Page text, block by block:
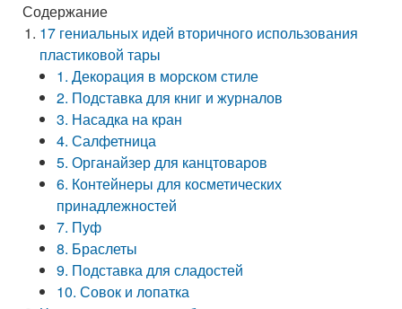
Содержание
17 гениальных идей вторичного использования
пластиковой тары
1. Декорация в морском стиле
2. Подставка для книг и журналов
3. Насадка на кран
4. Салфетница
5. Органайзер для канцтоваров
6. Контейнеры для косметических
принадлежностей
7. Пуф
8. Браслеты
9. Подставка для сладостей
10. Совок и лопатка